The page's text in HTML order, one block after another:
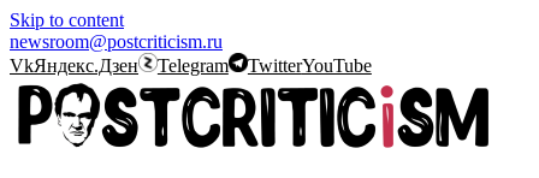
Skip to content
newsroom@postcriticism.ru
VkЯндекс.Дзен Telegram TwitterYouTube